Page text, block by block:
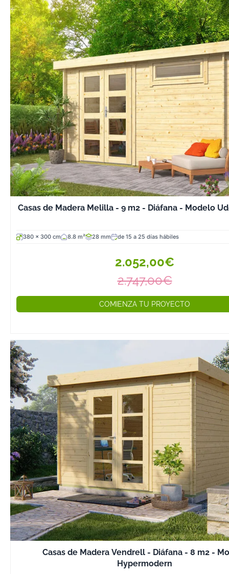
Casas de Madera Melilla - 9 m2 - Diáfana - Modelo
380 x 300 cm 8.8 m² 28 mm de 15 a 25 días hábiles
2.052,00€
2.747,00€
COMIENZA TU PROYECTO
Casas de Madera Vendrell - Diáfana - 8 m2 -
Hypermodern